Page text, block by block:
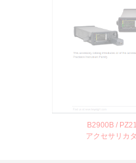
B2900B /
アクセサリカ